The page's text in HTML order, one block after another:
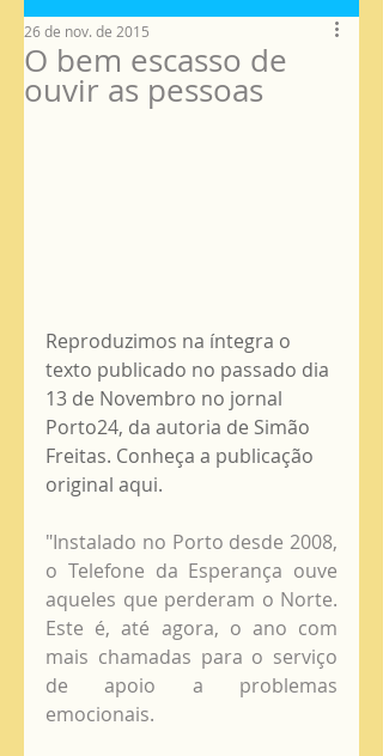
O bem escasso de
ouvir as pessoas
26 de nov. de 2015
Reproduzimos na íntegra o
texto publicado no passado dia
13 de Novembro no jornal
Porto24, da autoria de Simão
Freitas. Conheça a publicação
original aqui.
"Instalado no Porto desde 2008,
o Telefone da Esperança ouve
aqueles que perderam o Norte.
Este é, até agora, o ano com
mais chamadas para o serviço
de apoio a problemas
emocionais.